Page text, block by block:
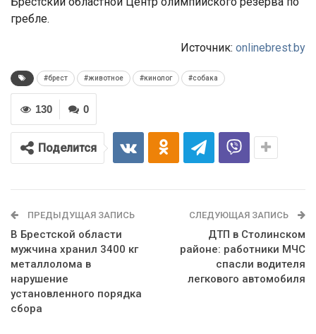
гребле.
Источник: onlinebrest.by
#брест #животное #кинолог #собака
0
130
Поделится
ПРЕДЫДУЩАЯ ЗАПИСЬ
В Брестской области
мужчина хранил 3400 кг
металлолома в
нарушение
установленного порядка
сбора
СЛЕДУЮЩАЯ ЗАПИСЬ
ДТП в Столинском
районе: работники МЧС
спасли водителя
легкового автомобиля